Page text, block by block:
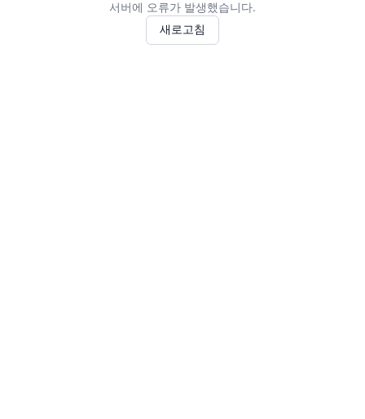
서버에 오류가 발생했습니다.
새로고침